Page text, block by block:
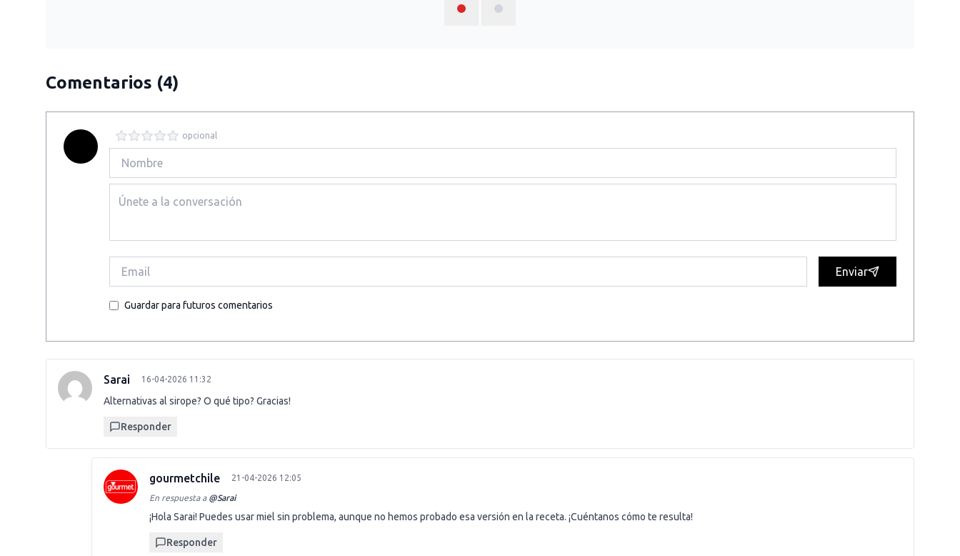
Comentarios (4)
opcional
Enviar
Guardar para futuros comentarios
Sarai 16-04-2026 11:32
Alternativas al sirope? O qué tipo? Gracias!
Responder
gourmetchile 21-04-2026 12:05
En respuesta a @Sarai
¡Hola Sarai! Puedes usar miel sin problema, aunque no hemos probado esa versión en la receta. ¡Cuéntanos cómo te resulta!
Responder